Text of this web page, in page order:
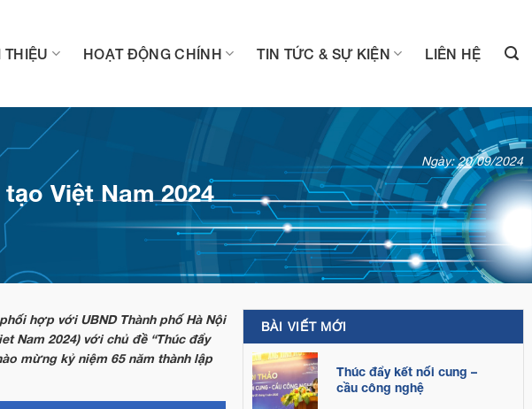
THIỆU HOẠT ĐỘNG CHÍNH TIN TỨC & SỰ KIỆN LIÊN HỆ
Ngày: 20/09/2024
Việt Nam 2024
hợp với UBND Thành phố Hà Nội
Nam 2024) với chủ đề “Thúc đẩy
mừng kỷ niệm 65 năm thành lập
BÀI VIẾT MỚI
Thúc đẩy kết nối cung –
cầu công nghệ